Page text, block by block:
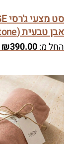
אבן טבעית (Stone)
החל מ: ₪390.00